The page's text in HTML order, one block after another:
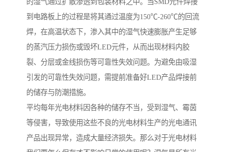
的湿气通过扩散渗透到包装材料之中。当SMD元件焊接
到电路板上的过程是将其通过温度为150℃-260℃的回流
焊，在高温状态下，渗入其中的湿气快速膨胀产生足够
的蒸汽压力损伤或毁坏LED元件，从而出现材料内胶
裂、分层或金线损伤等可靠性失效问题。为避免由吸湿
引发的可靠性失效问题，需提前准备好LED产品焊接前
的储存与防潮措施。
平均每年光电材料因各种的储存不当，受到湿气、霉茵
等侵害，导致使用这些不良的光电材料生产的光电通讯
产品出现异常，造成大量经济损失。那么对于光电材料